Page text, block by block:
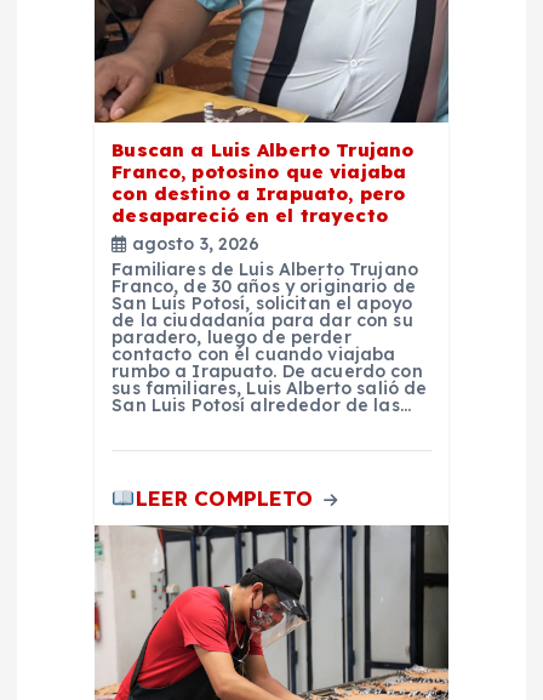
Buscan a Luis Alberto Trujano
Franco, potosino que viajaba
con destino a Irapuato, pero
desapareció en el trayecto
agosto 3, 2026
Familiares de Luis Alberto Trujano
Franco, de 30 años y originario de
San Luis Potosí, solicitan el apoyo
de la ciudadanía para dar con su
paradero, luego de perder
contacto con él cuando viajaba
rumbo a Irapuato. De acuerdo con
sus familiares, Luis Alberto salió de
San Luis Potosí alrededor de las…
LEER COMPLETO